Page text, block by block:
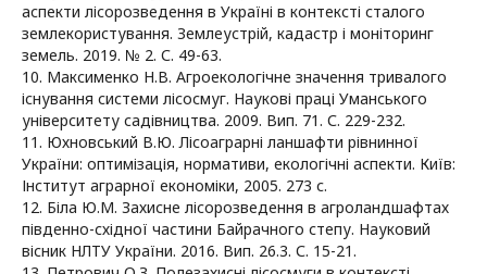
аспекти лісорозведення в Україні в контексті сталого
землекористування. Землеустрій, кадастр і моніторинг
земель. 2019. № 2. С. 49-63.
10. Максименко Н.В. Агроекологічне значення тривалого
існування системи лісосмуг. Наукові праці Уманського
університету садівництва. 2009. Вип. 71. С. 229-232.
11. Юхновський В.Ю. Лісоаграрні ланшафти рівнинної
України: оптимізація, нормативи, екологічні аспекти. Київ:
Інститут аграрної економіки, 2005. 273 с.
12. Біла Ю.М. Захисне лісорозведення в агроландшафтах
південно-східної частини Байрачного степу. Науковий
вісник НЛТУ України. 2016. Вип. 26.3. С. 15-21.